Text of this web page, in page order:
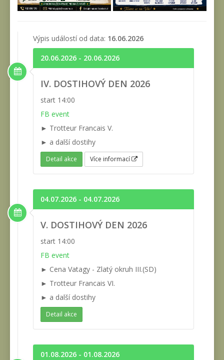
Výpis událostí od data: 16.06.2026
20.06.2026 - 20.06.2026
IV. DOSTIHOVÝ DEN 2026
start 14:00
FB event
► Trotteur Francais V.
► a další dostihy
Detail akce Více informací
04.07.2026 - 04.07.2026
V. DOSTIHOVÝ DEN 2026
start 14:00
FB event
► Cena Vatagy - Zlatý okruh III.(SD)
► Trotteur Francais VI.
► a další dostihy
Detail akce
01.08.2026 - 01.08.2026